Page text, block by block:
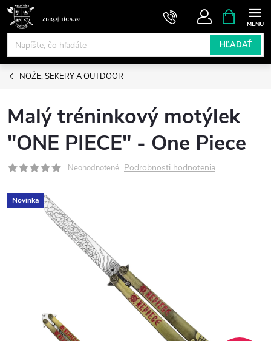
Prejsť
obsah
HĽADAŤ
KOŠÍK
NOŽE, SEKERY A OUTDOOR
Malý tréninkový motýlek
"ONE PIECE" - One Piece
Neohodnotené Podrobnosti hodnotenia
Novinka